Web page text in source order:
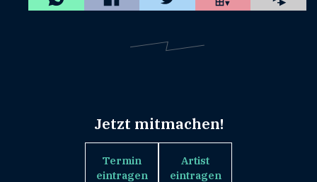
Jetzt mitmachen!
Termin
eintragen
Artist
eintragen